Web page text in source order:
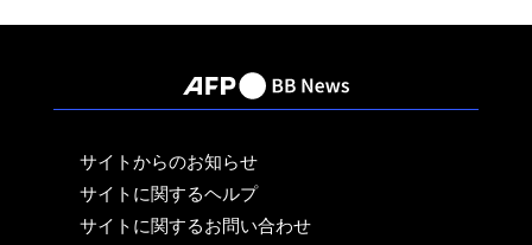
サイトからのお知らせ
サイトに関するヘルプ
サイトに関するお問い合わせ